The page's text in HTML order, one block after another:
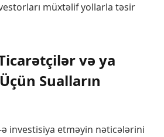
müxtəlif yollarla təsir
və ya
Sualların
investisiya etməyin nəticələrini